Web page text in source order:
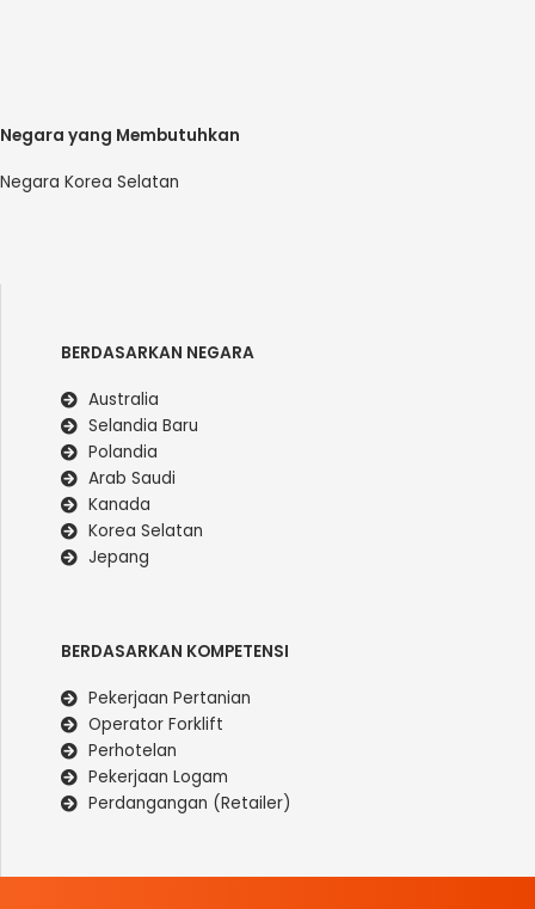
Negara yang Membutuhkan
Negara Korea Selatan
BERDASARKAN NEGARA
Australia
Selandia Baru
Polandia
Arab Saudi
Kanada
Korea Selatan
Jepang
BERDASARKAN KOMPETENSI
Pekerjaan Pertanian
Operator Forklift
Perhotelan
Pekerjaan Logam
Perdangangan (Retailer)